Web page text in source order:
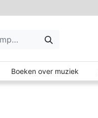
Boeken over muziek